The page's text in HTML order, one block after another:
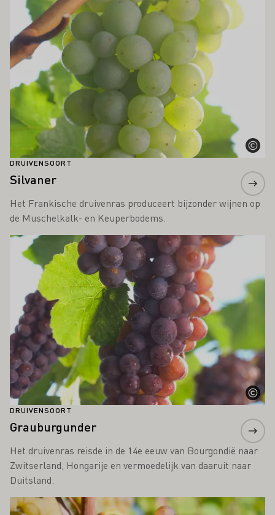
DRUIVENSOORT
Silvaner
Het Frankische druivenras produceert bijzonder wijnen op
de Muschelkalk- en Keuperbodems.
DRUIVENSOORT
Grauburgunder
Het druivenras reisde in de 14e eeuw van Bourgondië naar
Zwitserland, Hongarije en vermoedelijk van daaruit naar
Duitsland.
Meer informatie
Meer informatie